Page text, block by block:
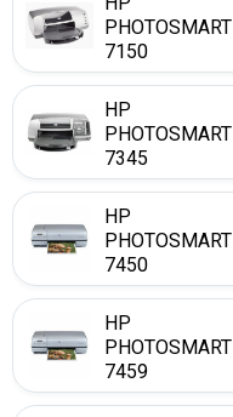
PHOTOSMART
7150
HP
PHOTOSMART
7345
HP
PHOTOSMART
7450
HP
PHOTOSMART
7459